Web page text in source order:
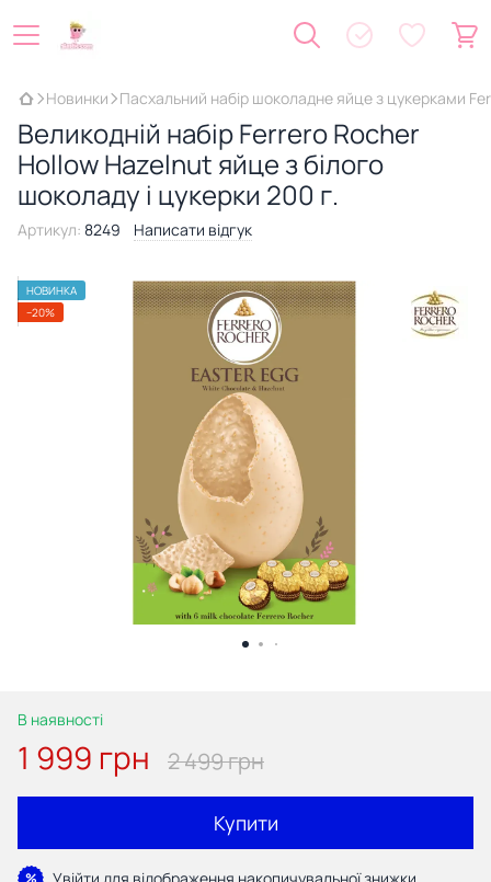
Новинки Пасхальний набір шоколадне яйце з цукерками
Великодній набір Ferrero Rocher
Hollow Hazelnut яйце з білого
шоколаду і цукерки 200 г.
Артикул: 8249 Написати відгук
НОВИНКА
−20%
В наявності
1 999 грн 2 499 грн
Купити
% Увійти для відображення накопичувальної знижки